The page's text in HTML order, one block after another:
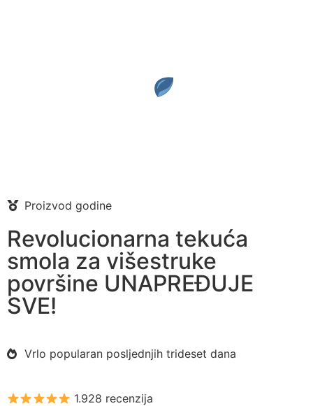
Proizvod godine
Revolucionarna tekuća
smola za višestruke
površine UNAPREĐUJE
SVE!
Vrlo popularan posljednjih trideset dana
1.928 recenzija